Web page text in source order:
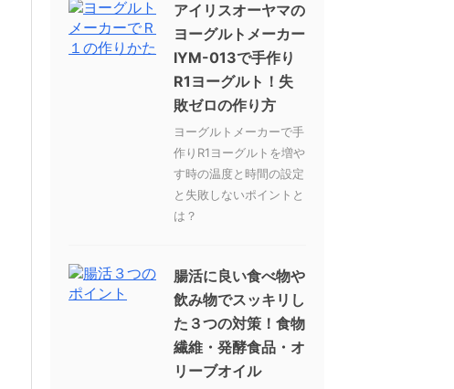
アイリスオーヤマの
ヨーグルトメーカー
IYM-013で手作り
R1ヨーグルト！失
敗ゼロの作り方
ヨーグルトメーカーで手
作りR1ヨーグルトを増や
す時の温度と時間の設定
と失敗しないポイントと
は？
腸活に良い食べ物や
飲み物でスッキリし
た３つの対策！食物
繊維・発酵食品・オ
リーブオイル